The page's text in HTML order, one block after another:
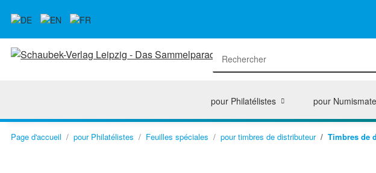
pour Philatélistes pour
Page d'accueil pour Philatélistes Feuilles spéciales pour timbres de distributeur Timbres de